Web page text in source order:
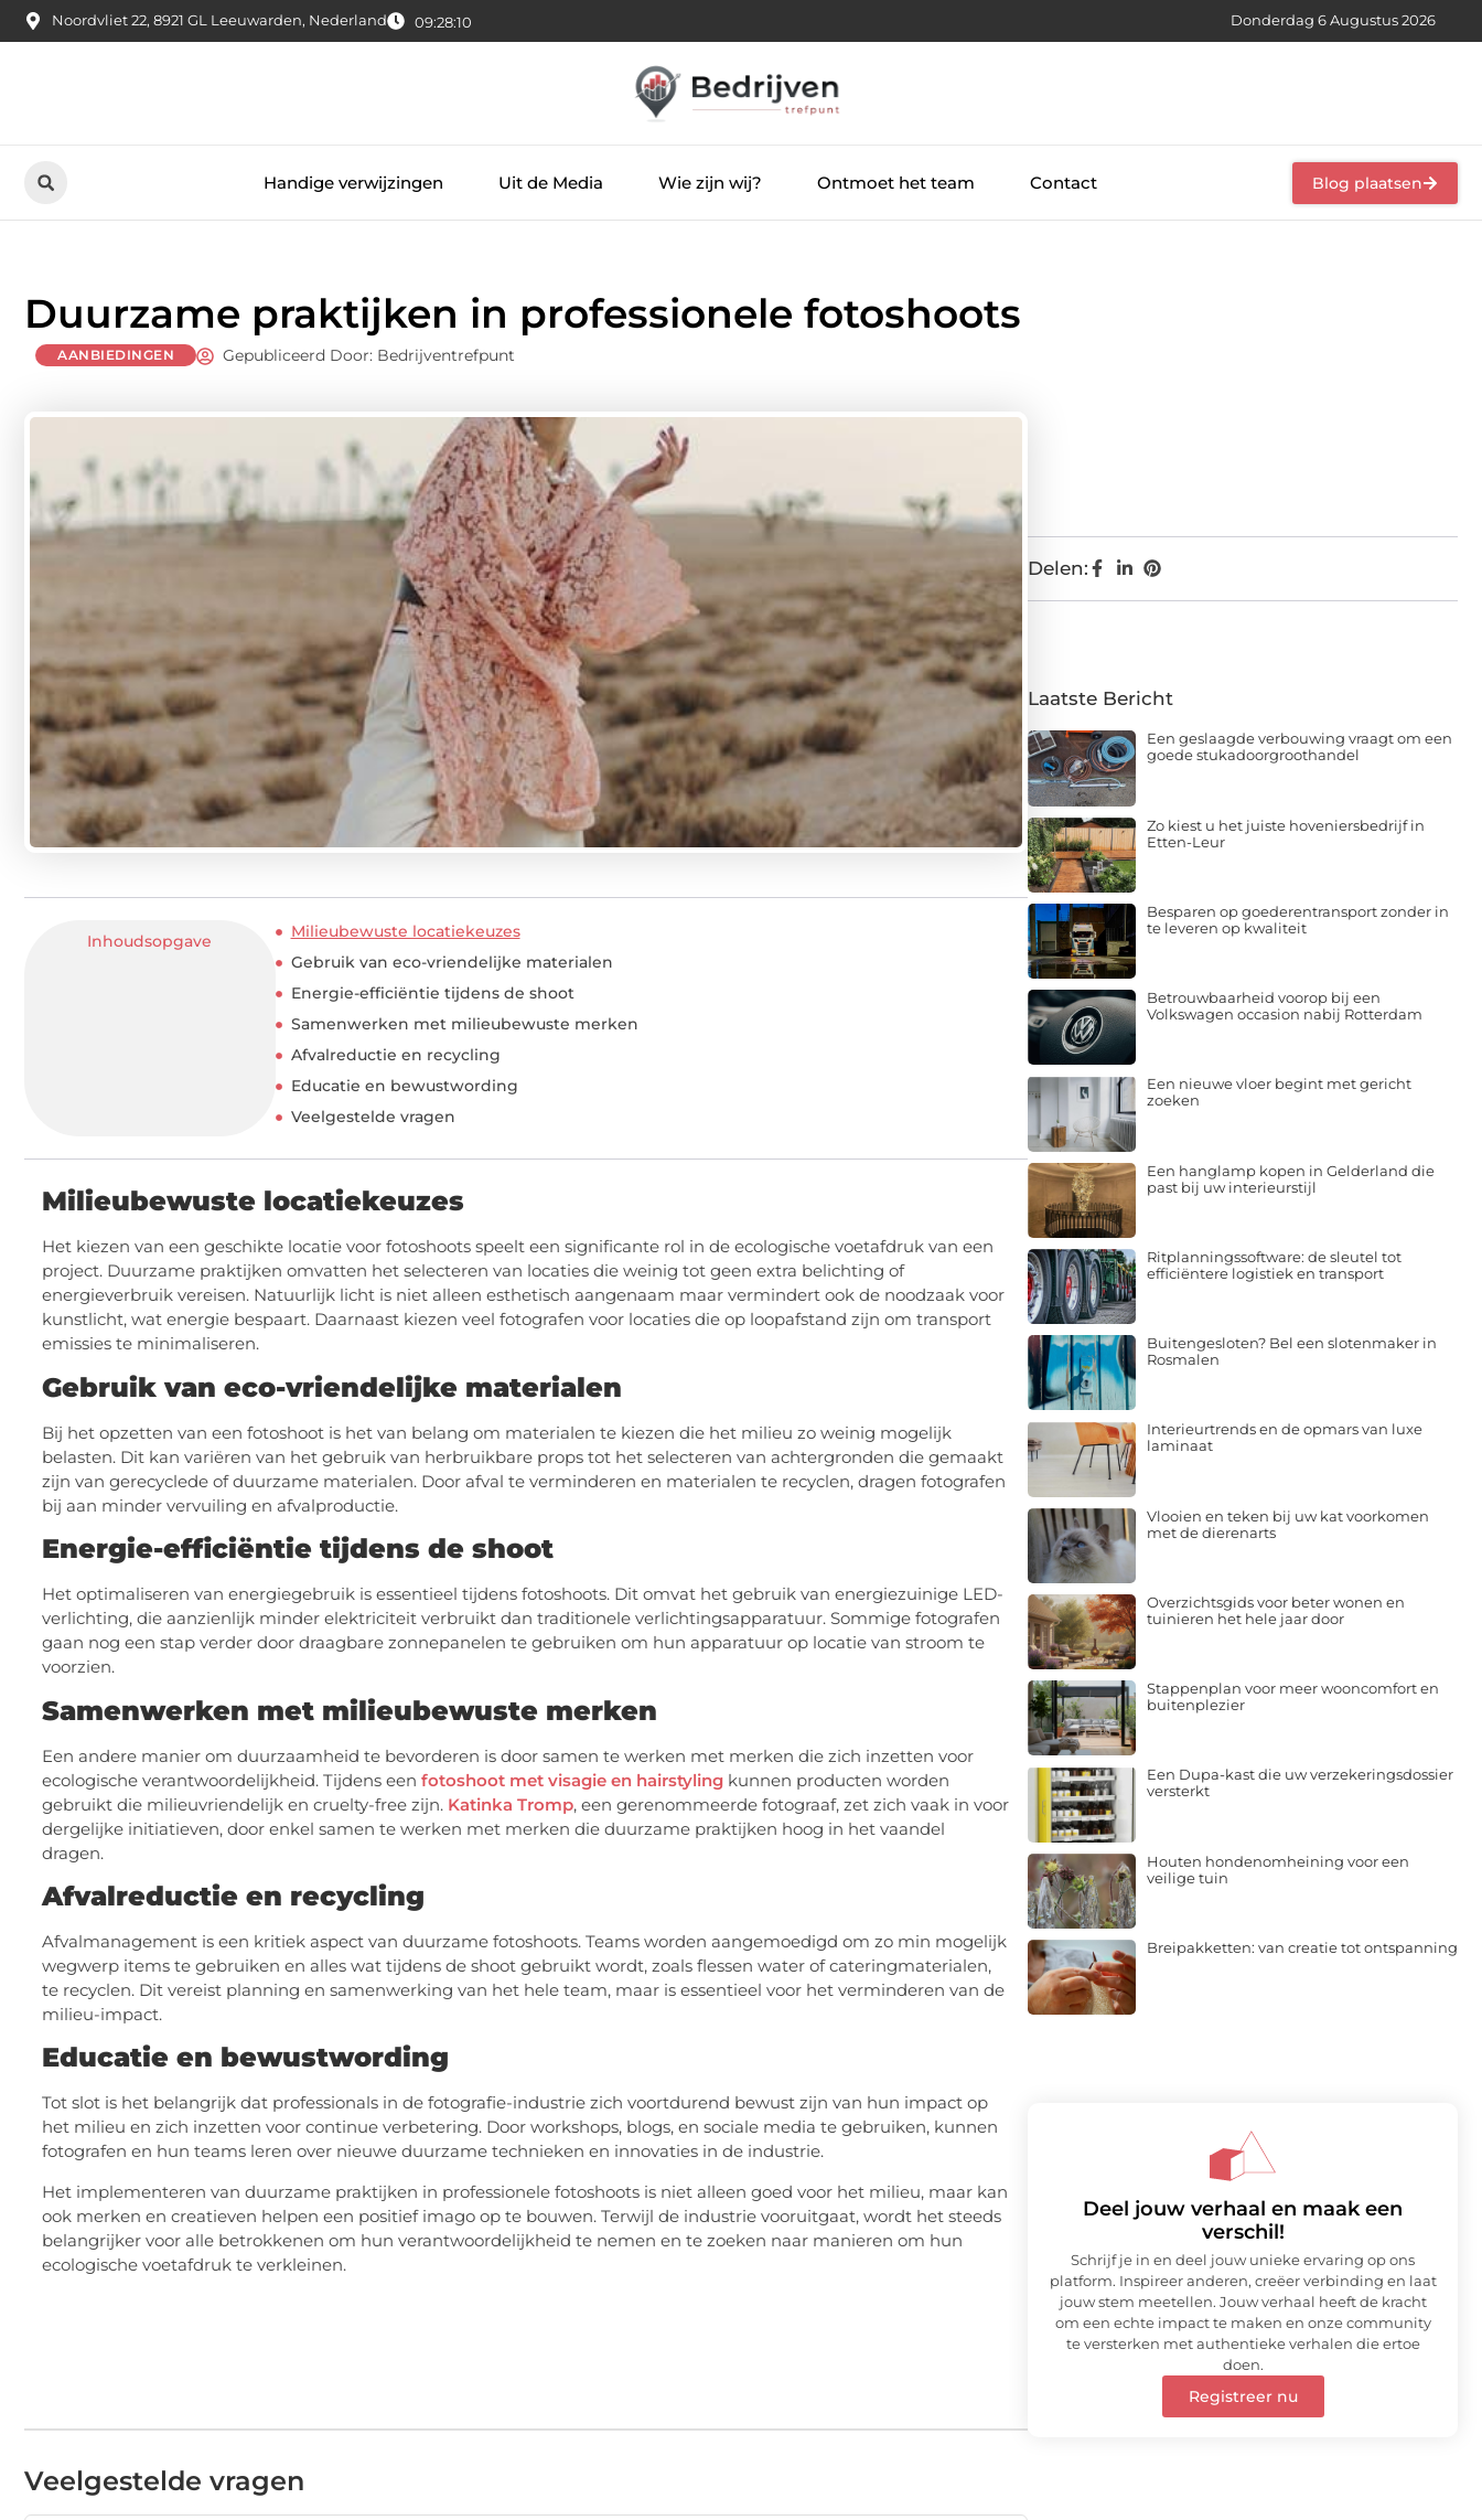
Noordvliet 22, 8921 GL Leeuwarden, Nederland 09:28:11 Donderdag 6 Augustus 2026
Handige verwijzingen Uit de Media Wie zijn wij? Ontmoet het team Contact Blog plaatsen
Duurzame praktijken in professionele fotoshoots
AANBIEDINGEN Gepubliceerd Door: Bedrijventrefpunt
Inhoudsopgave
Milieubewuste locatiekeuzes
Gebruik van eco-vriendelijke materialen
Energie-efficiëntie tijdens de shoot
Samenwerken met milieubewuste merken
Afvalreductie en recycling
Educatie en bewustwording
Veelgestelde vragen
Milieubewuste locatiekeuzes
Het kiezen van een geschikte locatie voor fotoshoots speelt een significante rol in de ecologische voetafdruk van een
project. Duurzame praktijken omvatten het selecteren van locaties die weinig tot geen extra belichting of
energieverbruik vereisen. Natuurlijk licht is niet alleen esthetisch aangenaam maar vermindert ook de noodzaak voor
kunstlicht, wat energie bespaart. Daarnaast kiezen veel fotografen voor locaties die op loopafstand zijn om transport
emissies te minimaliseren.
Gebruik van eco-vriendelijke materialen
Bij het opzetten van een fotoshoot is het van belang om materialen te kiezen die het milieu zo weinig mogelijk
belasten. Dit kan variëren van het gebruik van herbruikbare props tot het selecteren van achtergronden die gemaakt
zijn van gerecyclede of duurzame materialen. Door afval te verminderen en materialen te recyclen, dragen fotografen
bij aan minder vervuiling en afvalproductie.
Energie-efficiëntie tijdens de shoot
Het optimaliseren van energiegebruik is essentieel tijdens fotoshoots. Dit omvat het gebruik van energiezuinige LED-
verlichting, die aanzienlijk minder elektriciteit verbruikt dan traditionele verlichtingsapparatuur. Sommige fotografen
gaan nog een stap verder door draagbare zonnepanelen te gebruiken om hun apparatuur op locatie van stroom te
voorzien.
Samenwerken met milieubewuste merken
Een andere manier om duurzaamheid te bevorderen is door samen te werken met merken die zich inzetten voor
ecologische verantwoordelijkheid. Tijdens een fotoshoot met visagie en hairstyling kunnen producten worden
gebruikt die milieuvriendelijk en cruelty-free zijn. Katinka Tromp, een gerenommeerde fotograaf, zet zich vaak in voor
dergelijke initiatieven, door enkel samen te werken met merken die duurzame praktijken hoog in het vaandel
dragen.
Afvalreductie en recycling
Afvalmanagement is een kritiek aspect van duurzame fotoshoots. Teams worden aangemoedigd om zo min mogelijk
wegwerp items te gebruiken en alles wat tijdens de shoot gebruikt wordt, zoals flessen water of cateringmaterialen,
te recyclen. Dit vereist planning en samenwerking van het hele team, maar is essentieel voor het verminderen van de
milieu-impact.
Educatie en bewustwording
Tot slot is het belangrijk dat professionals in de fotografie-industrie zich voortdurend bewust zijn van hun impact op
het milieu en zich inzetten voor continue verbetering. Door workshops, blogs, en sociale media te gebruiken, kunnen
fotografen en hun teams leren over nieuwe duurzame technieken en innovaties in de industrie.
Het implementeren van duurzame praktijken in professionele fotoshoots is niet alleen goed voor het milieu, maar kan
ook merken en creatieven helpen een positief imago op te bouwen. Terwijl de industrie vooruitgaat, wordt het steeds
belangrijker voor alle betrokkenen om hun verantwoordelijkheid te nemen en te zoeken naar manieren om hun
ecologische voetafdruk te verkleinen.
Veelgestelde vragen
Delen:
Laatste Bericht
Een geslaagde verbouwing vraagt om een
goede stukadoorgroothandel
Zo kiest u het juiste hoveniersbedrijf in
Etten-Leur
Besparen op goederentransport zonder in
te leveren op kwaliteit
Betrouwbaarheid voorop bij een
Volkswagen occasion nabij Rotterdam
Een nieuwe vloer begint met gericht
zoeken
Een hanglamp kopen in Gelderland die
past bij uw interieurstijl
Ritplanningssoftware: de sleutel tot
efficiëntere logistiek en transport
Buitengesloten? Bel een slotenmaker in
Rosmalen
Interieurtrends en de opmars van luxe
laminaat
Vlooien en teken bij uw kat voorkomen
met de dierenarts
Overzichtsgids voor beter wonen en
tuinieren het hele jaar door
Stappenplan voor meer wooncomfort en
buitenplezier
Een Dupa-kast die uw verzekeringsdossier
versterkt
Houten hondenomheining voor een
veilige tuin
Breipakketten: van creatie tot ontspanning
Deel jouw verhaal en maak een
verschil!
Schrijf je in en deel jouw unieke ervaring op ons
platform. Inspireer anderen, creëer verbinding en laat
jouw stem meetellen. Jouw verhaal heeft de kracht
om een echte impact te maken en onze community
te versterken met authentieke verhalen die ertoe
doen.
Registreer nu